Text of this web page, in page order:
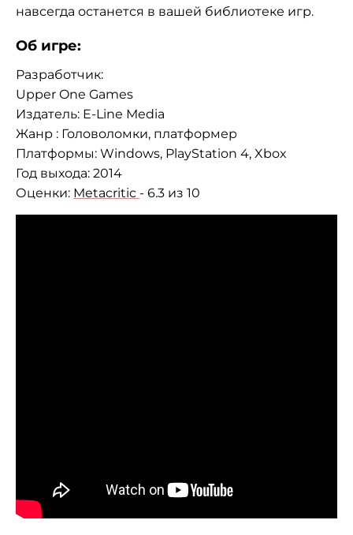
навсегда останется в вашей библиотеке игр.
Об игре:
Разработчик:
Upper One Games
Издатель: E-Line Media
Жанр : Головоломки, платформер
Платформы: Windows, PlayStation 4, Xbox
Год выхода: 2014
Оценки: Metacritic - 6.3 из 10